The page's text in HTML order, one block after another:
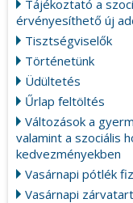
Tájékoztató a
érvényesíthető új
Tisztségviselők
Történetünk
Üdültetés
Űrlap feltöltés
Változások a
valamint a szociális
kedvezményekben
Vasárnapi pótlék
Vasárnapi